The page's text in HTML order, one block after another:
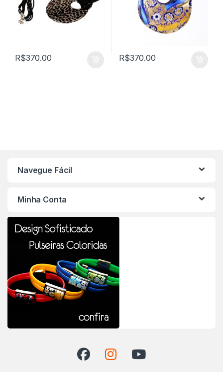
R$370.00 R$370.00
Navegue Fácil
Minha Conta